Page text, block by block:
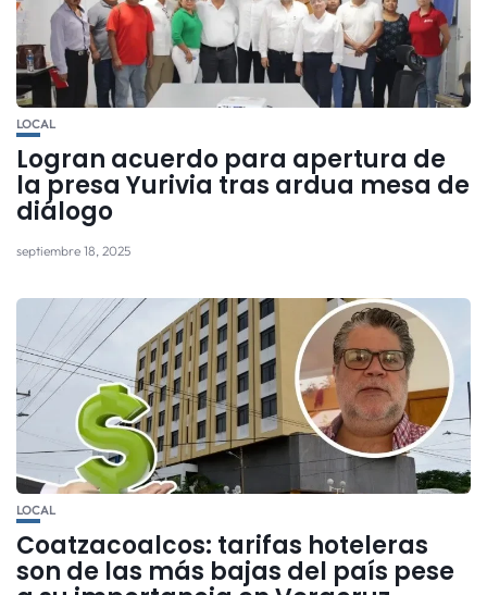
LOCAL
Logran acuerdo para apertura de
la presa Yurivia tras ardua mesa de
diálogo
septiembre 18, 2025
LOCAL
Coatzacoalcos: tarifas hoteleras
son de las más bajas del país pese